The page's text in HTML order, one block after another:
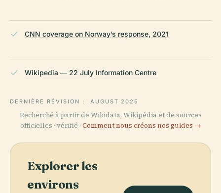
CNN coverage on Norway’s response, 2021
Wikipedia — 22 July Information Centre
DERNIÈRE RÉVISION : AUGUST 2025
Recherché à partir de Wikidata, Wikipédia et de sources
officielles · vérifié · Comment nous créons nos guides →
Explorer les
environs